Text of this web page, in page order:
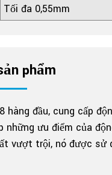
Tối đa 0,55mm
phẩm
hàng đầu, cung cấp
ưu điểm của
vượt trội, nó được sử